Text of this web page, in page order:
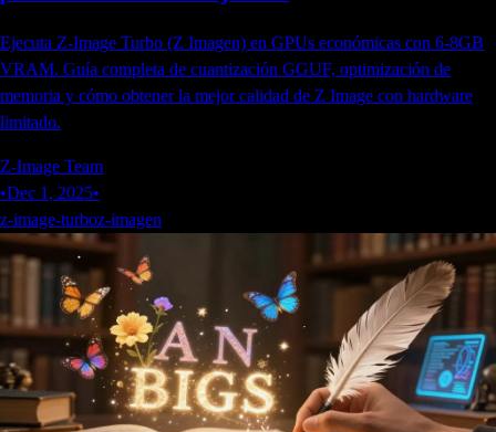
Ejecuta Z-Image Turbo (Z Imagen) en GPUs económicas con 6-8GB
VRAM. Guía completa de cuantización GGUF, optimización de
memoria y cómo obtener la mejor calidad de Z Image con hardware
limitado.
Z-Image Team
•Dec 1, 2025•
z-image-turboz-imagen